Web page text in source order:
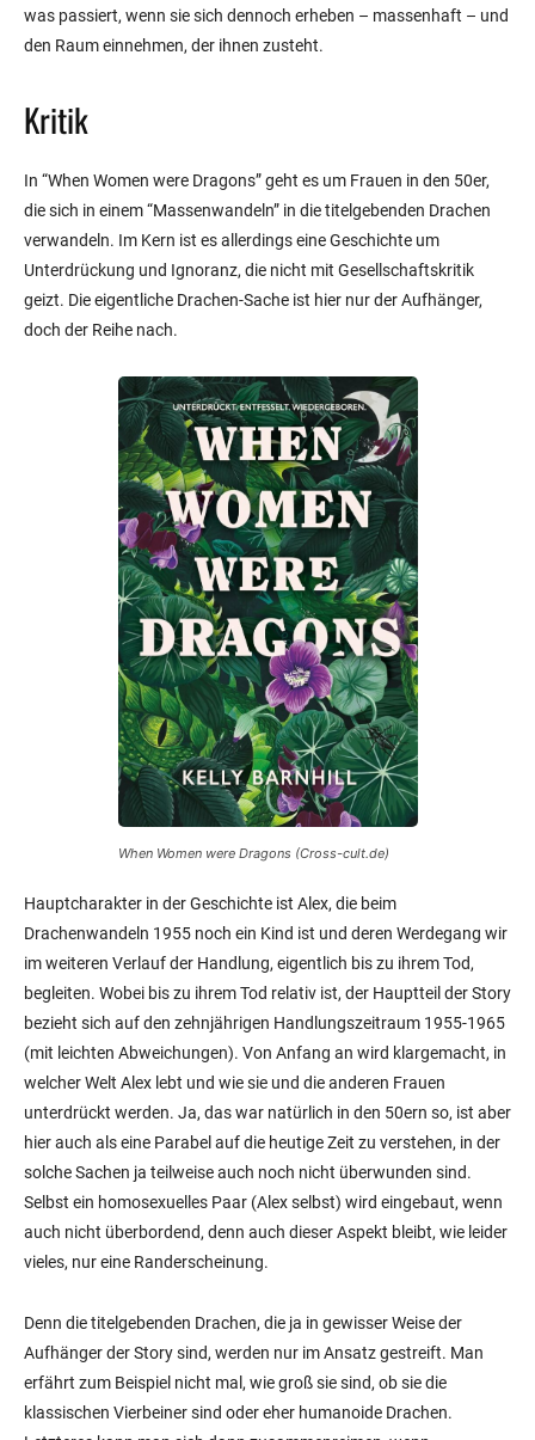
was passiert, wenn sie sich dennoch erheben – massenhaft – und
den Raum einnehmen, der ihnen zusteht.
Kritik
In “When Women were Dragons” geht es um Frauen in den 50er,
die sich in einem “Massenwandeln” in die titelgebenden Drachen
verwandeln. Im Kern ist es allerdings eine Geschichte um
Unterdrückung und Ignoranz, die nicht mit Gesellschaftskritik
geizt. Die eigentliche Drachen-Sache ist hier nur der Aufhänger,
doch der Reihe nach.
When Women were Dragons (Cross-cult.de)
Hauptcharakter in der Geschichte ist Alex, die beim
Drachenwandeln 1955 noch ein Kind ist und deren Werdegang wir
im weiteren Verlauf der Handlung, eigentlich bis zu ihrem Tod,
begleiten. Wobei bis zu ihrem Tod relativ ist, der Hauptteil der Story
bezieht sich auf den zehnjährigen Handlungszeitraum 1955-1965
(mit leichten Abweichungen). Von Anfang an wird klargemacht, in
welcher Welt Alex lebt und wie sie und die anderen Frauen
unterdrückt werden. Ja, das war natürlich in den 50ern so, ist aber
hier auch als eine Parabel auf die heutige Zeit zu verstehen, in der
solche Sachen ja teilweise auch noch nicht überwunden sind.
Selbst ein homosexuelles Paar (Alex selbst) wird eingebaut, wenn
auch nicht überbordend, denn auch dieser Aspekt bleibt, wie leider
vieles, nur eine Randerscheinung.
Denn die titelgebenden Drachen, die ja in gewisser Weise der
Aufhänger der Story sind, werden nur im Ansatz gestreift. Man
erfährt zum Beispiel nicht mal, wie groß sie sind, ob sie die
klassischen Vierbeiner sind oder eher humanoide Drachen.